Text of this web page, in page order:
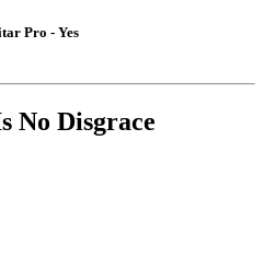
Pro - Yes
No Disgrace